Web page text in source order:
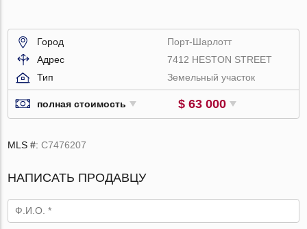
Город
Порт-Шарлотт
Адрес
7412 HESTON STREET
Тип
Земельный участок
полная стоимость $ 63 000
MLS #:C7476207
НАПИСАТЬ ПРОДАВЦУ